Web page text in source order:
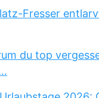
Fresser
du top